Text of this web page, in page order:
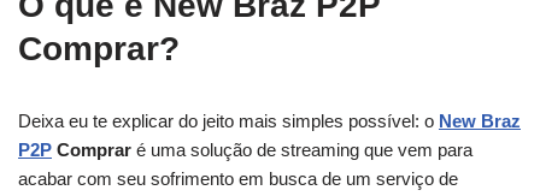
Comprar?
Deixa eu te explicar do jeito mais simples possível: o New Braz
P2P Comprar é uma solução de streaming que vem para
acabar com seu sofrimento em busca de um serviço de